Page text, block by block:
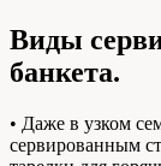
Виды
банкета.
• Даже в узком
сервированным